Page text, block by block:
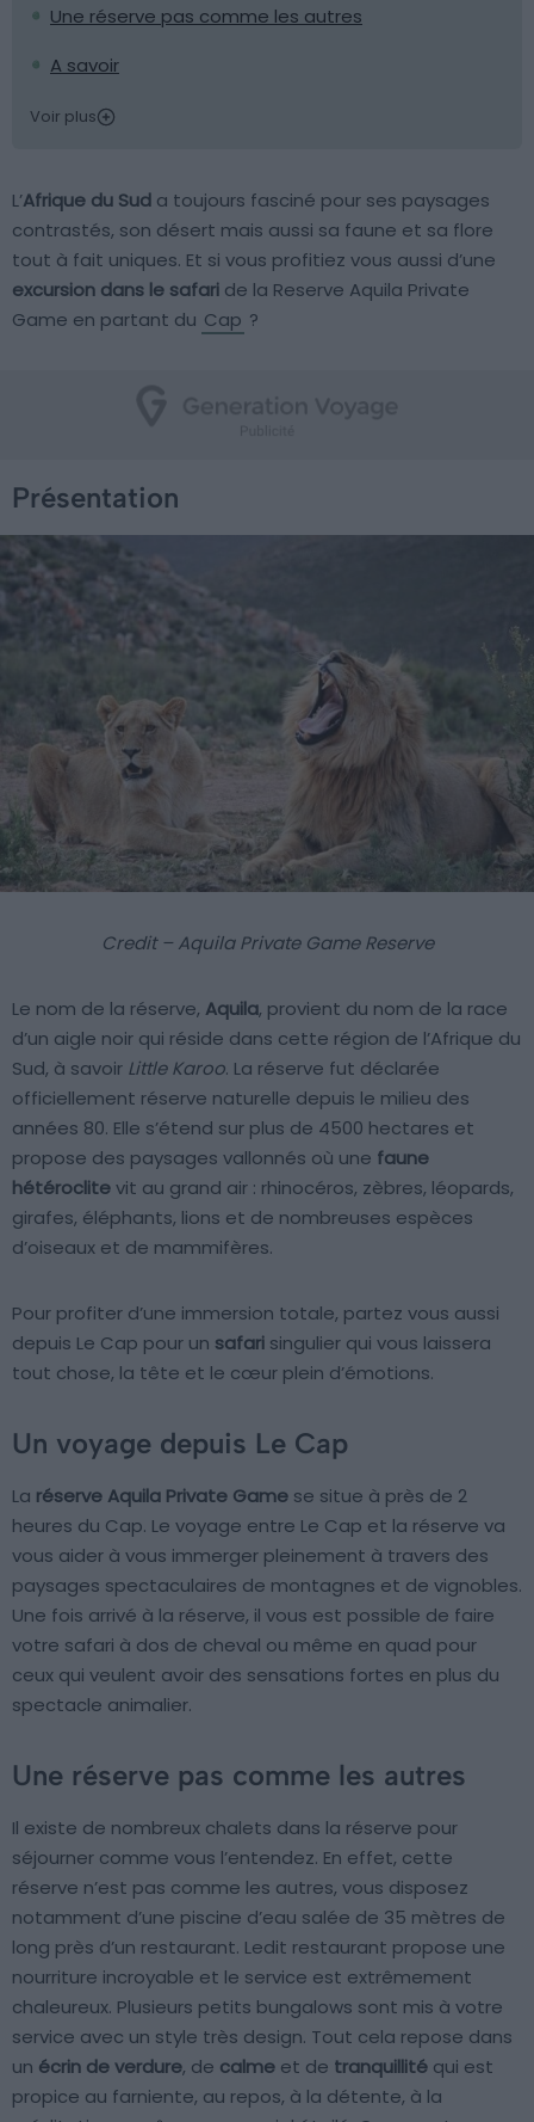
Une réserve pas comme les autres
A savoir
Voir plus
L’Afrique du Sud a toujours fasciné pour ses paysages
contrastés, son désert mais aussi sa faune et sa flore
tout à fait uniques. Et si vous profitiez vous aussi d’une
excursion dans le safari de la Reserve Aquila Private
Game en partant du Cap ?
Présentation
Credit – Aquila Private Game Reserve
Le nom de la réserve, Aquila, provient du nom de la race
d’un aigle noir qui réside dans cette région de l’Afrique du
Sud, à savoir Little Karoo. La réserve fut déclarée
officiellement réserve naturelle depuis le milieu des
années 80. Elle s’étend sur plus de 4500 hectares et
propose des paysages vallonnés où une faune
hétéroclitevit au grand air : rhinocéros, zèbres, léopards,
girafes, éléphants, lions et de nombreuses espèces
d’oiseaux et de mammifères.
Pour profiter d’une immersion totale, partez vous aussi
depuis Le Cap pour un safari singulier qui vous laissera
tout chose, la tête et le cœur plein d’émotions.
Un voyage depuis Le Cap
La réserve Aquila Private Game se situe à près de 2
heures du Cap. Le voyage entre Le Cap et la réserve va
vous aider à vous immerger pleinement à travers des
paysages spectaculaires de montagnes et de vignobles.
Une fois arrivé à la réserve, il vous est possible de faire
votre safari à dos de cheval ou même en quad pour
ceux qui veulent avoir des sensations fortes en plus du
spectacle animalier.
Une réserve pas comme les autres
Il existe de nombreux chalets dans la réserve pour
séjourner comme vous l’entendez. En effet, cette
réserve n’est pas comme les autres, vous disposez
notamment d’une piscine d’eau salée de 35 mètres de
long près d’un restaurant. Ledit restaurant propose une
nourriture incroyable et le service est extrêmement
chaleureux. Plusieurs petits bungalows sont mis à votre
service avec un style très design. Tout cela repose dans
un écrin de verdure, de calme et de tranquillité qui est
propice au farniente, au repos, à la détente, à la